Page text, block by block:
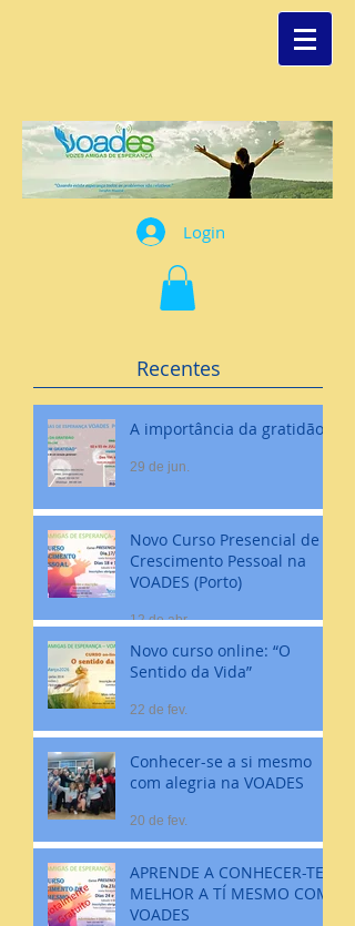
Login
Recentes
A importância da gratidão
29 de jun.
Novo Curso Presencial de
Crescimento Pessoal na
VOADES (Porto)
12 de abr.
Novo curso online: “O
Sentido da Vida”
22 de fev.
Conhecer-se a si mesmo
com alegria na VOADES
20 de fev.
APRENDE A CONHECER-TE
MELHOR A TÍ MESMO COM
VOADES